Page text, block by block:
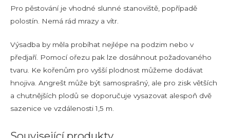
Pro pěstování je vhodné slunné stanoviště, popřípadě
polostín. Nemá rád mrazy a vítr.
Výsadba by měla probíhat nejlépe na podzim nebo v
předjaří. Pomocí ořezu pak lze dosáhnout požadovaného
tvaru. Ke kořenům pro vyšší plodnost můžeme dodávat
hnojiva. Angrešt může být samosprašný, ale pro zisk větších
a chutnějších plodů se doporučuje vysazovat alespoň dvě
sazenice ve vzdálenosti 1,5 m.